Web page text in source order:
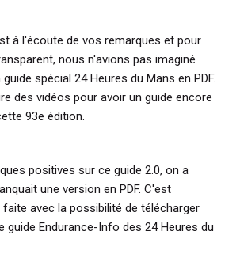
à l'écoute de vos remarques et pour
nous n'avions pas imaginé
spécial 24 Heures du Mans en PDF.
des vidéos pour avoir un guide encore
93e édition.
positives sur ce guide 2.0, on a
une version en PDF. C'est
avec la possibilité de télécharger
guide Endurance-Info des 24 Heures du